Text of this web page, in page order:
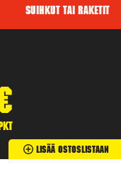
Suihkut tai raketit
Lisää Ostoslistaan